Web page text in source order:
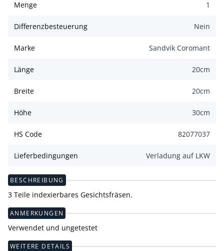
Menge 1
Differenzbesteuerung Nein
Marke Sandvik Coromant
Länge 20cm
Breite 20cm
Höhe 30cm
HS Code 82077037
Lieferbedingungen Verladung auf LKW
BESCHREIBUNG
3 Teile indexierbares Gesichtsfräsen.
ANMERKUNGEN
Verwendet und ungetestet
WEITERE DETAILS